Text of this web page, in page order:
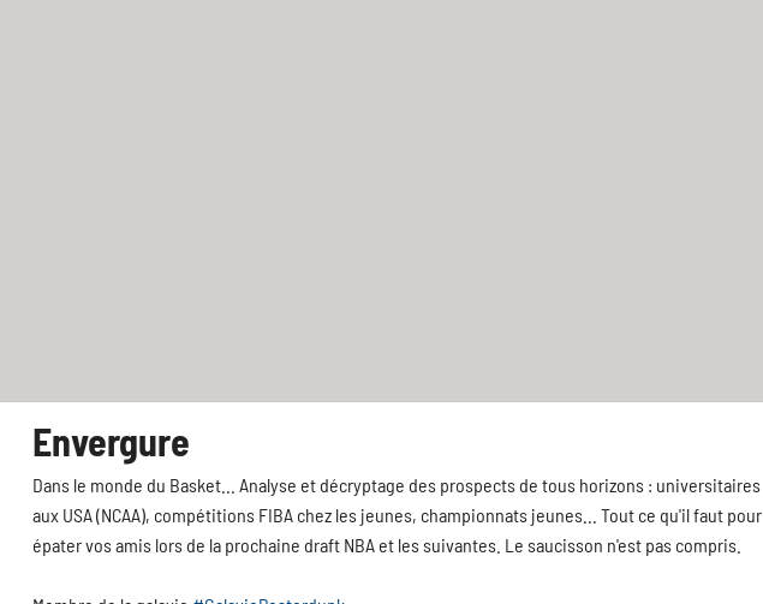
Envergure
Dans le monde du Basket... Analyse et décryptage des prospects de tous horizons : universitaires
aux USA (NCAA), compétitions FIBA chez les jeunes, championnats jeunes... Tout ce qu'il faut pour
épater vos amis lors de la prochaine draft NBA et les suivantes. Le saucisson n'est pas compris.